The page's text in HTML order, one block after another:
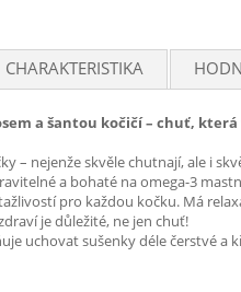
CHARAKTERISTIKA
a šantou kočičí – chuť,
– nejenže skvěle chutnají, ale i
a bohaté na omega-3
pro každou kočku. Má
je důležité, ne jen chuť!
uchovat sušenky déle čerstvé a